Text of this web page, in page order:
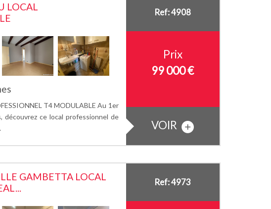
LOCAL
T4 MODULABLE Au 1er
ce local professionnel de
Ref: 4908
Prix
99 000 €
VOIR
GAMBETTA LOCAL
Ref: 4973